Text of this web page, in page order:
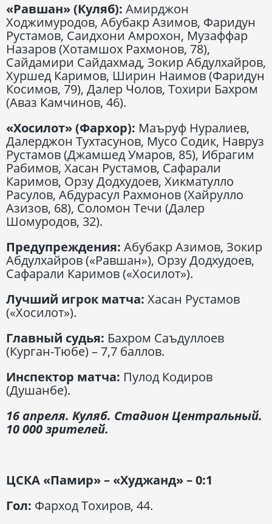
«Равшан» (Куляб): Амирджон
Ходжимуродов, Абубакр Азимов, Фаридун
Рустамов, Саидхони Амрохон, Музаффар
Назаров (Хотамшох Рахмонов, 78),
Сайдамири Сайдахмад, Зокир Абдулхайров,
Хуршед Каримов, Ширин Наимов (Фаридун
Косимов, 79), Далер Чолов, Тохири Бахром
(Аваз Камчинов, 46).
«Хосилот» (Фархор): Маъруф Нуралиев,
Далерджон Тухтасунов, Мусо Содик, Навруз
Рустамов (Джамшед Умаров, 85), Ибрагим
Рабимов, Хасан Рустамов, Сафарали
Каримов, Орзу Додхудоев, Хикматулло
Расулов, Абдурасул Рахмонов (Хайрулло
Азизов, 68), Соломон Течи (Далер
Шомуродов, 32).
Предупреждения: Абубакр Азимов, Зокир
Абдулхайров («Равшан»), Орзу Додхудоев,
Сафарали Каримов («Хосилот»).
Лучший игрок матча: Хасан Рустамов
(«Хосилот»).
Главный судья: Бахром Саъдуллоев
(Курган-Тюбе) – 7,7 баллов.
Инспектор матча: Пулод Кодиров
(Душанбе).
16 апреля. Куляб. Стадион Центральный.
10 000 зрителей.
ЦСКА «Памир»– «Худжанд» – 0:1
Гол: Фарход Тохиров, 44.